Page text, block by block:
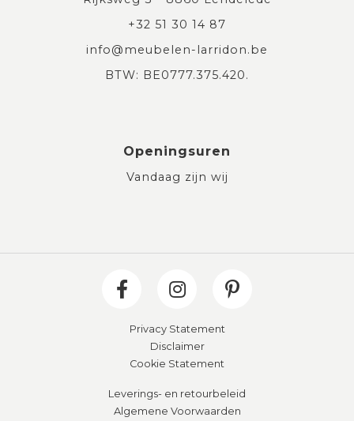
+32 51 30 14 87
info@meubelen-larridon.be
BTW: BE0777.375.420.
Openingsuren
Vandaag zijn wij
Privacy Statement
Disclaimer
Cookie Statement
Leverings- en retourbeleid
Algemene Voorwaarden